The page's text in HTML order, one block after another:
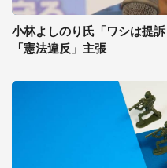
小林よしのり氏「ワシは提
「憲法違反」主張